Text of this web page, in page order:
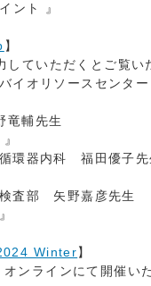
ント 』
】
していただくとご覧
イオリソースセンタ
竜輔先生
環器内科 福田優子
査部 矢野嘉彦先生
Winter】
ンラインにて開催い